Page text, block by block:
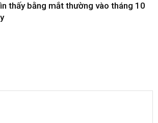
thấy bằng mắt thường vào tháng 10